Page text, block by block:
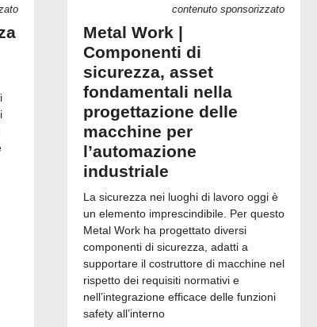
contenuto sponsorizzato
Metal Work |
Componenti di
sicurezza, asset
fondamentali nella
progettazione delle
macchine per
l’automazione
industriale
La sicurezza nei luoghi di lavoro oggi è
un elemento imprescindibile. Per questo
Metal Work ha progettato diversi
componenti di sicurezza, adatti a
supportare il costruttore di macchine nel
rispetto dei requisiti normativi e
nell’integrazione efficace delle funzioni
safety all’interno